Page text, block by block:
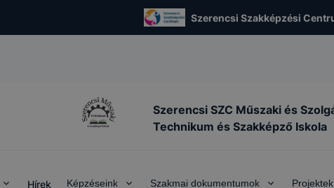
Szerencsi Szakképzési
Szerencsi SZC Műszaki és
Technikum és Szakképző Iskola
Hírek Képzéseink Szakmai dokumentumok Projektek